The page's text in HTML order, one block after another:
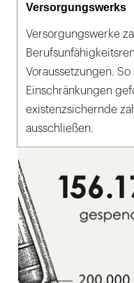
Versorgungswerks
Versorgungswerke
Voraussetzungen.
Einschränkungen
existenzsichernde
ausschließen.